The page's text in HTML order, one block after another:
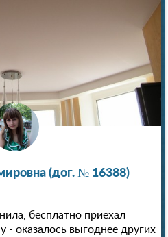
(дог. № 16388)
бесплатно приехал
- оказалось выгоднее других